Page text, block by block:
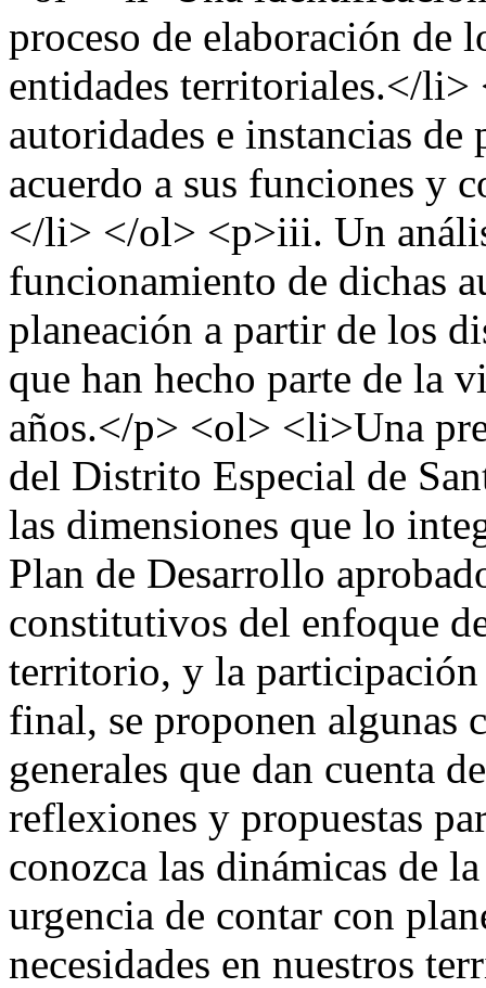
proceso de elaboración de
entidades territoriales.</li>
autoridades e instancias
acuerdo a sus funciones y
</li> </ol> <p>iii. Un
funcionamiento de dichas
planeación a partir de los
que han hecho parte de la
años.</p> <ol> <li>Una
del Distrito Especial de
las dimensiones que lo
Plan de Desarrollo
constitutivos del enfoque
territorio, y la
final, se proponen algunas
generales que dan cuenta
reflexiones y propuestas
conozca las dinámicas de
urgencia de contar con
necesidades en nuestros